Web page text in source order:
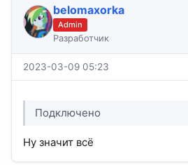
belomaxorka
Admin
Разработчик
2023-03-09 05:23
Подключено
Ну значит всё